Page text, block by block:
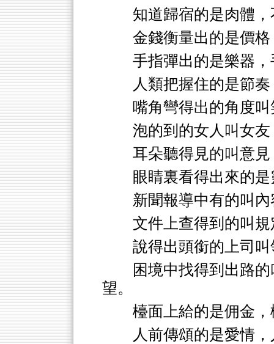
知道歸宿的是肉體
金錢衡量出的是價
手指彈出的是樂器
人類把握住的是節
嘴角彎得出的角度
泡的到的女人叫女
耳朵聽得見的叫意
眼睛裏看得出來的
新聞報導中有的叫
文件上查得到的叫
說得出頭銜的上司
困境中找得到出路
望。
檯面上給的是佣金
人前傳頌的是愛情